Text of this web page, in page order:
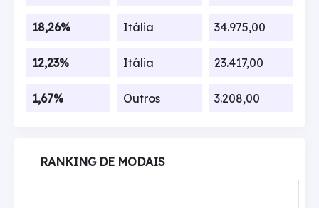
18,26% Itália 34.975,00
12,23% Itália 23.417,00
1,67% Outros 3.208,00
RANKING DE MODAIS